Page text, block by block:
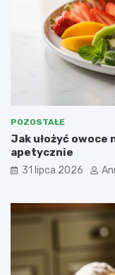
POZOSTAŁE
Jak ułożyć
apetycznie
31 lipca 2026